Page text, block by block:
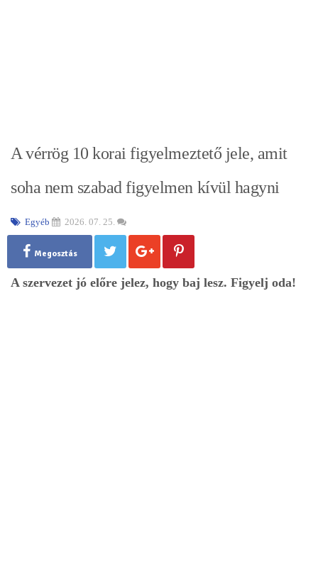
A vérrög 10 korai figyelmeztető jele, amit
soha nem szabad figyelmen kívül hagyni
Egyéb 2026. 07. 25.
Megosztás
A szervezet jó előre jelez, hogy baj lesz. Figyelj oda!